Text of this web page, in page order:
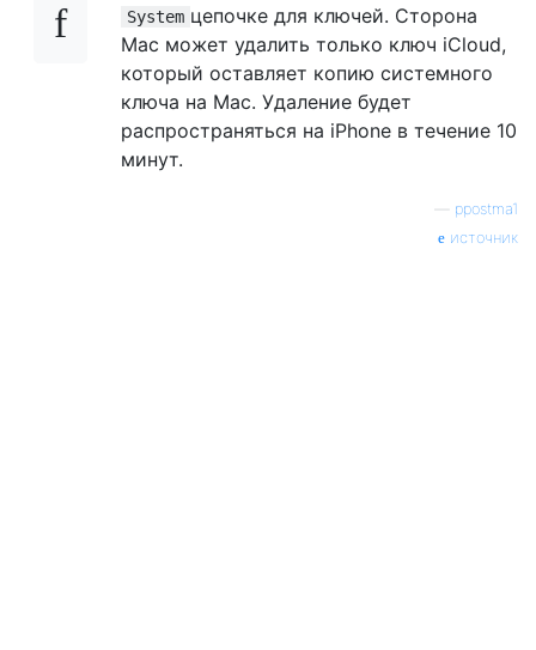
System цепочке для ключей. Сторона
Mac может удалить только ключ iCloud,
который оставляет копию системного
ключа на Mac. Удаление будет
распространяться на iPhone в течение 10
минут.
ppostma1
источник